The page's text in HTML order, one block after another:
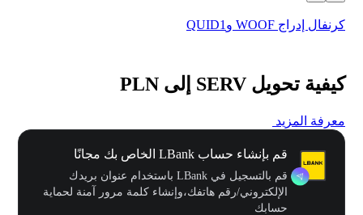
كرنفال إدراج WOOF وQUID1
كيفية تحويل SERV إلى PLN
معرفة المزيد
قم بإنشاء حساب LBank الخاص بك مجانًا
قم بالتسجيل في LBank باستخدام عنوان بريدك
الإلكتروني/رقم هاتفك،وإنشاء كلمة مرور آمنة لحماية
حسابك